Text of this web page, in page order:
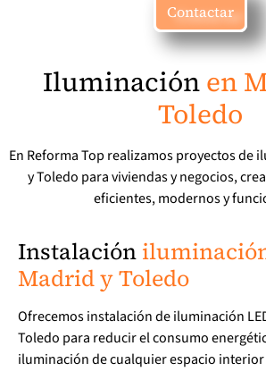
Contactar
Iluminación en
Toledo
En Reforma Top realizamos proyectos de
y Toledo para viviendas y negocios,
eficientes, modernos y
Instalación
Madrid y Toledo
Ofrecemos instalación de iluminación
Toledo para reducir el consumo
iluminación de cualquier espacio